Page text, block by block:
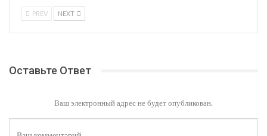
PREV NEXT
Оставьте Ответ
Ваш электронный адрес не будет опубликован.